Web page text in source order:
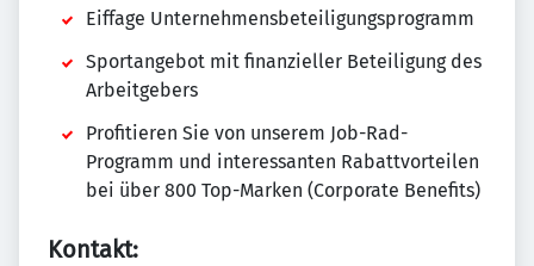
Eiffage Unternehmensbeteiligungsprogramm
Sportangebot mit finanzieller Beteiligung des
Arbeitgebers
Profitieren Sie von unserem Job-Rad-
Programm und interessanten Rabattvorteilen
bei über 800 Top-Marken (Corporate Benefits)
Kontakt: